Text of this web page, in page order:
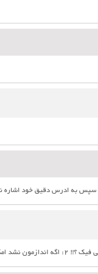
سپس به ادرس دقیق خود اشاره